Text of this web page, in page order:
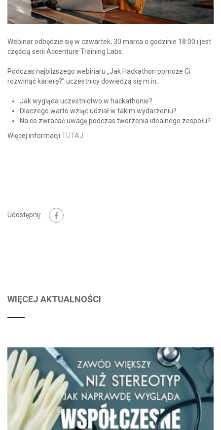
Webinar odbędzie się w czwartek, 30 marca o godzinie 18:00 i jest
częścią serii Accenture Training Labs.
Podczas najbliższego webinaru „Jak Hackathon pomoże Ci
rozwinąć karierę?” uczestnicy dowiedzą się m.in.:
Jak wygląda uczestnictwo w hackathonie?
Dlaczego warto wziąć udział w takim wydarzeniu?
Na co zwracać uwagę podczas tworzenia idealnego zespołu?
Więcej informacji TUTAJ.
Udostępnij:
WIĘCEJ AKTUALNOŚCI